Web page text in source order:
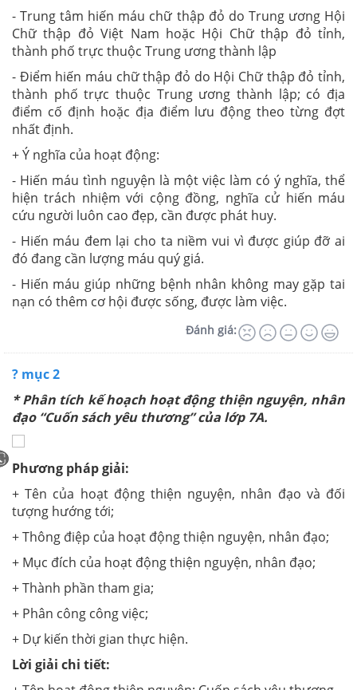
- Trung tâm hiến máu chữ thập đỏ do Trung ương Hội
Chữ thập đỏ Việt Nam hoặc Hội Chữ thập đỏ tỉnh,
thành phố trực thuộc Trung ương thành lập
- Điểm hiến máu chữ thập đỏ do Hội Chữ thập đỏ tỉnh,
thành phố trực thuộc Trung ương thành lập; có địa
điểm cố định hoặc địa điểm lưu động theo từng đợt
nhất định.
+ Ý nghĩa của hoạt động:
- Hiến máu tình nguyện là một việc làm có ý nghĩa, thể
hiện trách nhiệm với cộng đồng, nghĩa cử hiến máu
cứu người luôn cao đẹp, cần được phát huy.
- Hiến máu đem lại cho ta niềm vui vì được giúp đỡ ai
đó đang cần lượng máu quý giá.
- Hiến máu giúp những bệnh nhân không may gặp tai
nạn có thêm cơ hội được sống, được làm việc.
Đánh giá:
? mục 2
* Phân tích kế hoạch hoạt động thiện nguyện, nhân
đạo “Cuốn sách yêu thương”của lớp 7A.
Phương pháp giải:
+ Tên của hoạt động thiện nguyện, nhân đạo và đối
tượng hướng tới;
+ Thông điệp của hoạt động thiện nguyện, nhân đạo;
+ Mục đích của hoạt động thiện nguyện, nhân đạo;
+ Thành phần tham gia;
+ Phân công công việc;
+ Dự kiến thời gian thực hiện.
Lời giải chi tiết: